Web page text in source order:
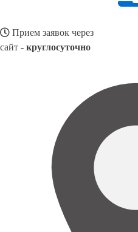
Прием заявок через
сайт - круглосуточно